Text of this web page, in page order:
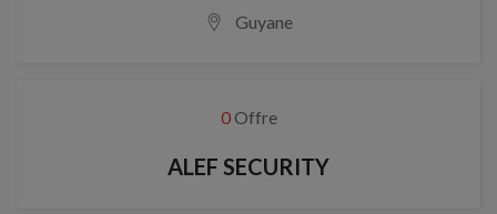
Guyane
0Offre
ALEF SECURITY